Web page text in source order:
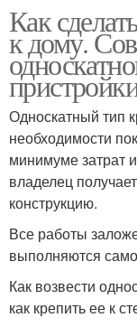
Как
к дому.
Односкатный тип
необходимости
минимуме затрат
владелец
конструкцию.
Все работы
выполняются
Как возвести
как крепить ее к